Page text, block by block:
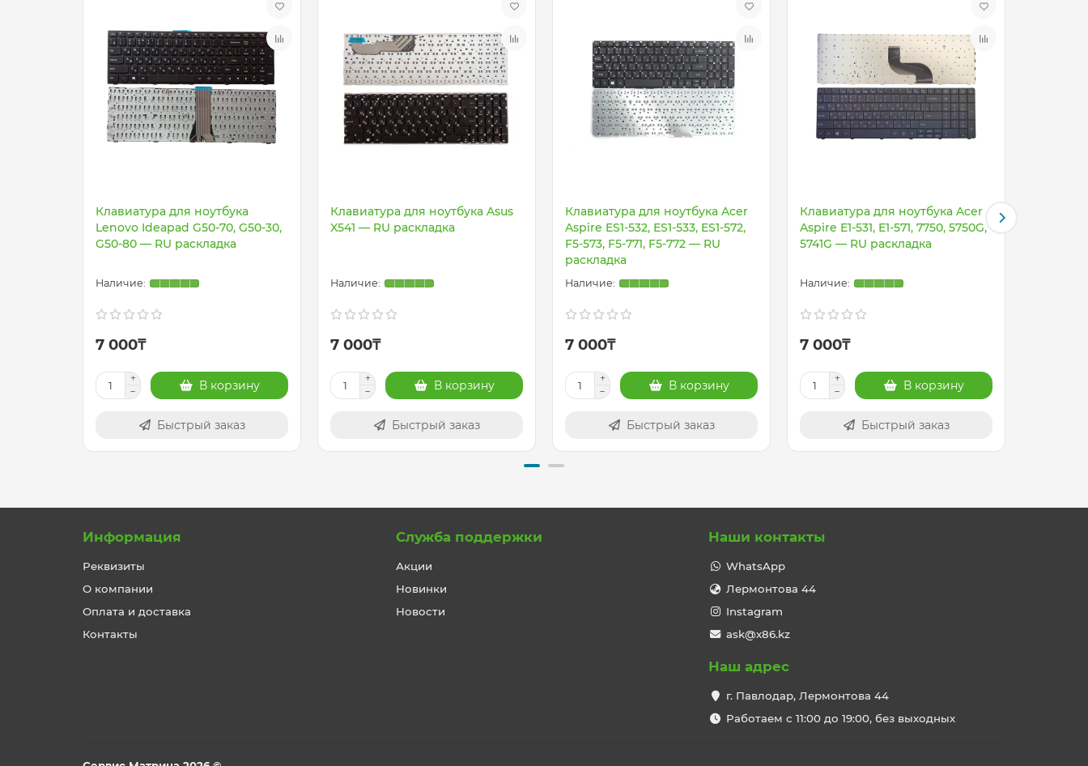
Клавиатура для ноутбука
Lenovo Ideapad G50-70, G50-30,
G50-80 — RU раскладка
7 000₸
В корзину
Быстрый заказ
Клавиатура для ноутбука Asus
X541 — RU раскладка
7 000₸
В корзину
Быстрый заказ
Клавиатура для ноутбука Acer
Aspire ES1-532, ES1-533, ES1-572,
F5-573, F5-771, F5-772 — RU
раскладка
7 000₸
В корзину
Быстрый заказ
Клавиатура для ноутбука Acer
Aspire E1-531, E1-571, 7750, 5750G,
5741G — RU раскладка
7 000₸
В корзину
Быстрый заказ
Информация
Реквизиты
О компании
Оплата и доставка
Контакты
Служба поддержки
Акции
Новинки
Новости
Наши контакты
WhatsApp
Лермонтова 44
Instagram
ask@x86.kz
Наш адрес
г. Павлодар, Лермонтова 44
Работаем с 11:00 до 19:00, без выходных